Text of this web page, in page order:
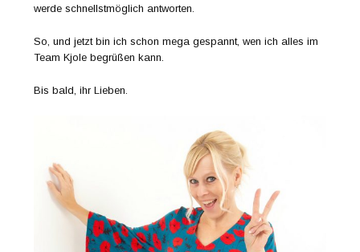
werde schnellstmöglich antworten.
So, und jetzt bin ich schon mega gespannt, wen ich alles im
Team Kjole begrüßen kann.
Bis bald, ihr Lieben.